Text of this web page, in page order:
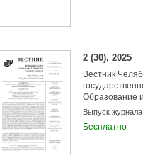
2 (30), 2025
Вестник
Образование
Выпуск журнала
Бесплатно